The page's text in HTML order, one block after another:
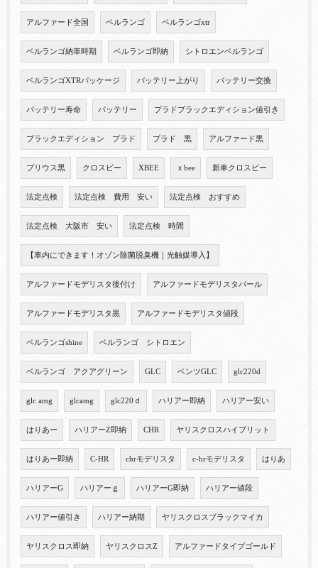
アルファード全国 ベルランゴ ベルランゴxtr
ベルランゴ納車時期 ベルランゴ即納 シトロエンベルランゴ
ベルランゴXTRパッケージ バッテリー上がり バッテリー交換
バッテリー寿命 バッテリー プラドブラックエディション値引き
ブラックエディション プラド プラド 黒 アルファード黒
プリウス黒 クロスビー XBEE ｘbee 新車クロスビー
法定点検 法定点検 費用 安い 法定点検 おすすめ
法定点検 大阪市 安い 法定点検 時間
【車内にできます！オゾン除菌脱臭機｜光触媒導入】
アルファードモデリスタ後付け アルファードモデリスタパール
アルファードモデリスタ黒 アルファードモデリスタ値段
ベルランゴshine ベルランゴ シトロエン
ベルランゴ アクアグリーン GLC ベンツGLC glc220d
glc amg glcamg glc220ｄ ハリアー即納 ハリアー安い
はりあー ハリアーZ即納 CHR ヤリスクロスハイブリット
はりあー即納 C-HR chrモデリスタ c-hrモデリスタ はりあ
ハリアーG ハリアーｇ ハリアーG即納 ハリアー値段
ハリアー値引き ハリアー納期 ヤリスクロスブラックマイカ
ヤリスクロス即納 ヤリスクロスZ アルファードタイプゴールド